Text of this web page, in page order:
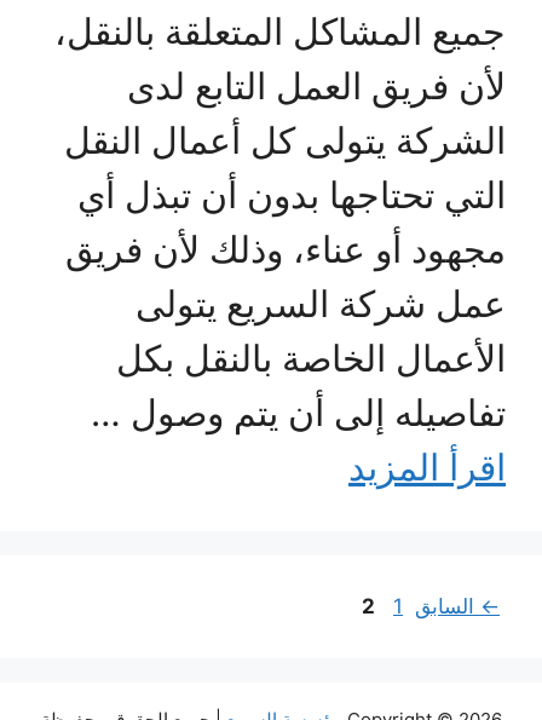
جميع المشاكل المتعلقة بالنقل،
لأن فريق العمل التابع لدى
الشركة يتولى كل أعمال النقل
التي تحتاجها بدون أن تبذل أي
مجهود أو عناء، وذلك لأن فريق
عمل شركة السريع يتولى
الأعمال الخاصة بالنقل بكل
تفاصيله إلى أن يتم وصول …
اقرأ المزيد
← السابق Page
1
Page
2